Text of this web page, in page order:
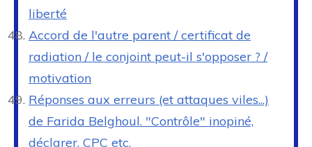
liberté
Accord de l'autre parent / certificat de
radiation / le conjoint peut-il s'opposer ? /
motivation
Réponses aux erreurs (et attaques viles...)
de Farida Belghoul. "Contrôle" inopiné,
déclarer, CPC etc.